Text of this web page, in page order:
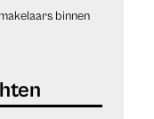
binnen